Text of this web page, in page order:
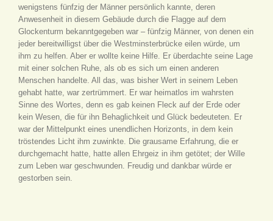
wenigstens fünfzig der Männer persönlich kannte, deren
Anwesenheit in diesem Gebäude durch die Flagge auf dem
Glockenturm bekanntgegeben war – fünfzig Männer, von denen ein
jeder bereitwilligst über die Westminsterbrücke eilen würde, um
ihm zu helfen. Aber er wollte keine Hilfe. Er überdachte seine Lage
mit einer solchen Ruhe, als ob es sich um einen anderen
Menschen handelte. All das, was bisher Wert in seinem Leben
gehabt hatte, war zertrümmert. Er war heimatlos im wahrsten
Sinne des Wortes, denn es gab keinen Fleck auf der Erde oder
kein Wesen, die für ihn Behaglichkeit und Glück bedeuteten. Er
war der Mittelpunkt eines unendlichen Horizonts, in dem kein
tröstendes Licht ihm zuwinkte. Die grausame Erfahrung, die er
durchgemacht hatte, hatte allen Ehrgeiz in ihm getötet; der Wille
zum Leben war geschwunden. Freudig und dankbar würde er
gestorben sein.